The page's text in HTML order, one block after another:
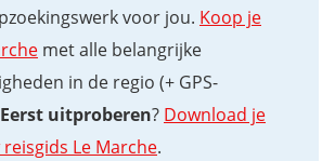
voor jou. Koop je
met alle belangrijke
in de regio (+ GPS-
Eerst uitproberen? Download je
Le Marche.